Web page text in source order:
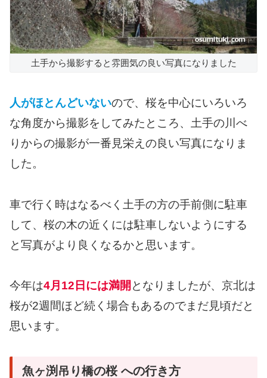
土手から撮影すると雰囲気の良い写真になりました
人がほとんどいないので、桜を中心にいろいろ
な角度から撮影をしてみたところ、土手の川べ
りからの撮影が一番見栄えの良い写真になりま
した。
車で行く時はなるべく土手の方の手前側に駐車
して、桜の木の近くには駐車しないようにする
と写真がより良くなるかと思います。
今年は4月12日には満開 となりましたが、京北は
桜が2週間ほど続く場合もあるのでまだ見頃だと
思います。
魚ヶ渕吊り橋の桜 への行き方